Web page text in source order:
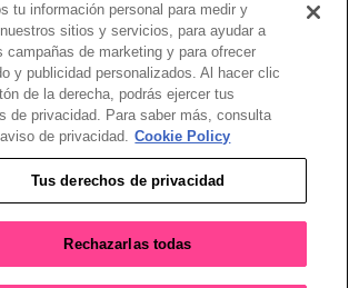
por reCAPTCHA y Google
Política de
lasCondiciones de servicio .
aceptar los términos y condiciones
estás suscrito a nuestro newsletter
las noticias en tu correo
SUSCRIBIRME
tu información personal para medir y
sitios y servicios, para ayudar a
campañas de marketing y para ofrecer
y publicidad personalizados. Al hacer clic
de la derecha, podrás ejercer tus
de privacidad. Para saber más, consulta
de privacidad. Cookie Policy
Tus derechos de privacidad
Rechazarlas todas